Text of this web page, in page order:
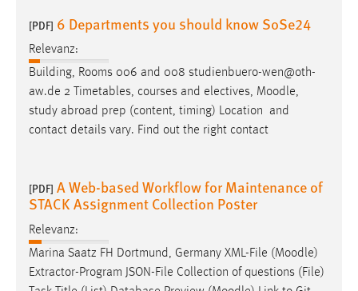
[PDF] 6 Departments you should know SoSe24
Relevanz:
Building, Rooms 006 and 008 studienbuero-wen@oth-
aw.de 2 Timetables, courses and electives, Moodle,
study abroad prep (content, timing) Location and
contact details vary. Find out the right contact
[PDF] A Web-based Workflow for Maintenance of
STACK Assignment Collection Poster
Relevanz:
Marina Saatz FH Dortmund, Germany XML-File (Moodle)
Extractor-Program JSON-File Collection of questions (File)